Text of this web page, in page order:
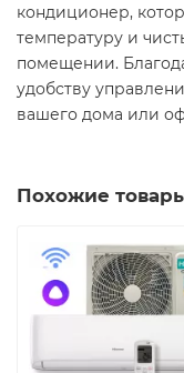
кондиционер,
температуру и
помещении.
удобству
вашего дома или
Похожие